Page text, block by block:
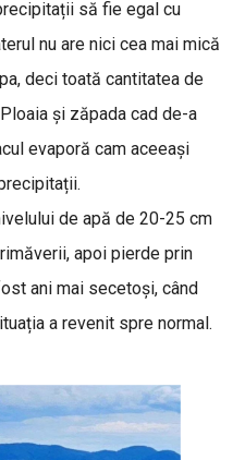
să fie egal cu
nu are nici cea mai mică
deci toată cantitatea de
și zăpada cad de-a
evaporă cam aceeași
de apă de 20-25 cm
apoi pierde prin
ani mai secetoși, când
a revenit spre normal.